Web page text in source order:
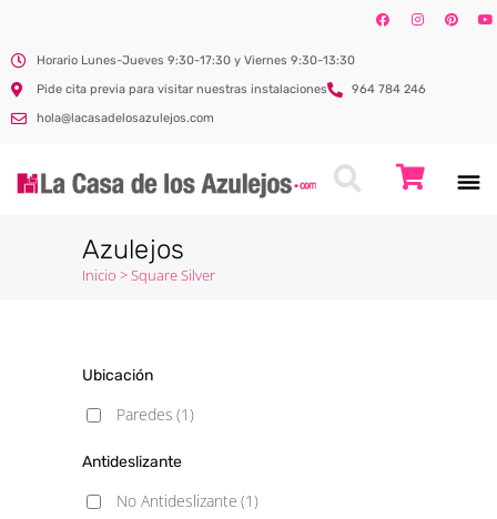
Horario Lunes-Jueves 9:30-17:30 y Viernes 9:30-13:30
Pide cita previa para visitar nuestras instalaciones
964 784 246
hola@lacasadelosazulejos.com
Azulejos
Inicio >Square Silver
Ubicación
Paredes (1)
Antideslizante
No Antideslizante (1)